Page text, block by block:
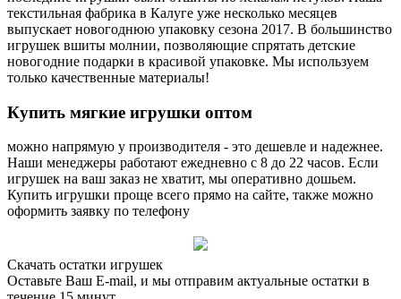
текстильная фабрика в Калуге уже несколько месяцев
выпускает новогоднюю упаковку сезона 2017. В большинство
игрушек вшиты молнии, позволяющие спрятать детские
новогодние подарки в красивой упаковке. Мы используем
только качественные материалы!
Купить мягкие игрушки оптом
можно напрямую у производителя - это дешевле и надежнее.
Наши менеджеры работают ежедневно с 8 до 22 часов. Если
игрушек на ваш заказ не хватит, мы оперативно дошьем.
Купить игрушки проще всего прямо на сайте, также можно
оформить заявку по телефону
Скачать остатки игрушек
Оставьте Ваш E-mail, и мы отправим актуальные остатки в